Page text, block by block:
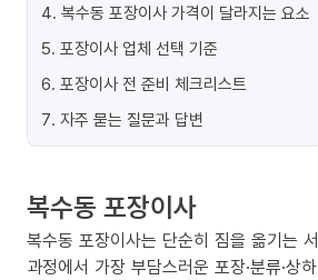
4. 복수동 포장이사 가격이 달라지는 요소
5. 포장이사 업체 선택 기준
6. 포장이사 전 준비 체크리스트
7. 자주 묻는 질문과 답변
복수동 포장이사
복수동 포장이사는 단순히 짐을 옮기는
과정에서 가장 부담스러운 포장·분류·상